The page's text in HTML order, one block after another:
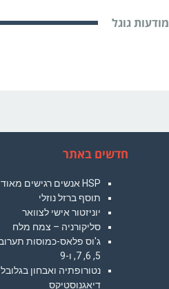
מודעות גוגל
חדשים באתר
HSP אנשים רגישים מאוד
תוסף ברזל נוזלי
יוניזטור אישי לצוואר
סליקורניה – צמח מלח
5, 6, 7, ו-9
נטורופתיה ואבחון בגלובל
דיאגנוסטיקס